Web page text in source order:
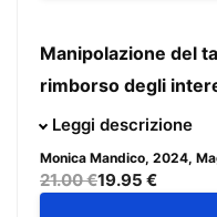
Manipolazione del
rimborso degli
Quali sono gli elementi
Euribor? I contratti di
manipolati sono
Leggi descrizione
Monica Mandico, 2024,
21.00 €19.95 €